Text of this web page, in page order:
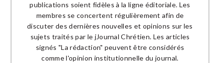
publications soient fidèles à la ligne éditoriale. Les
membres se concertent régulièrement afin de
discuter des dernières nouvelles et opinions sur les
sujets traités par le jJournal Chrétien. Les articles
signés "La rédaction" peuvent être considérés
comme l'opinion institutionnelle du journal.